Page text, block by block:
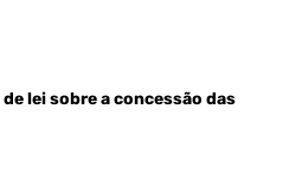
lei sobre a concessão das